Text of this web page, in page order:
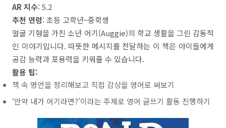
AR 지수: 5.2
추천 연령: 초등 고학년~중학생
얼굴 기형을 가진 소년 어기(Auggie)의 학교 생활을 그린 감동적
인 이야기입니다. 따뜻한 메시지를 전달하는 이 책은 아이들에게
공감 능력과 포용력을 키워줄 수 있습니다.
활용 팁:
책 속 명언을 정리해보고 직접 감상을 영어로 써보기
‘만약 내가 어기라면?’이라는 주제로 영어 글쓰기 활동 진행하기